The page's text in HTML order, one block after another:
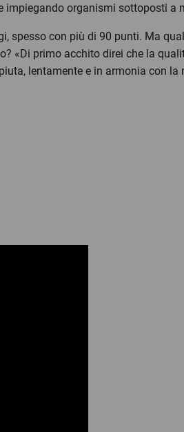
organismi sottoposti a
spesso con più di 90 punti. Ma
«Di primo acchito direi che la
lentamente e in armonia con